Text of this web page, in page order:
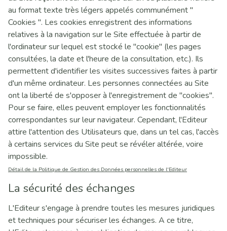
au format texte très légers appelés communément "
Cookies ". Les cookies enregistrent des informations
relatives à la navigation sur le Site effectuée à partir de
l'ordinateur sur lequel est stocké le "cookie" (les pages
consultées, la date et l'heure de la consultation, etc.). Ils
permettent d'identifier les visites successives faites à partir
d'un même ordinateur. Les personnes connectées au Site
ont la liberté de s'opposer à l'enregistrement de "cookies".
Pour se faire, elles peuvent employer les fonctionnalités
correspondantes sur leur navigateur. Cependant, l'Editeur
attire l'attention des Utilisateurs que, dans un tel cas, l'accès
à certains services du Site peut se révéler altérée, voire
impossible.
Détail de la Politique de Gestion des Données personnelles de l'Editeur
La sécurité des échanges
L'Editeur s'engage à prendre toutes les mesures juridiques
et techniques pour sécuriser les échanges. A ce titre,